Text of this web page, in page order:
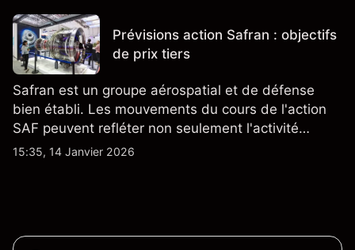
Prévisions action Safran : objectifs
de prix tiers
Safran est un groupe aérospatial et de défense
bien établi. Les mouvements du cours de l'action
SAF peuvent refléter non seulement l'activité
quotidienne du marché, mais aussi la position de
15:35, 14 Janvier 2026